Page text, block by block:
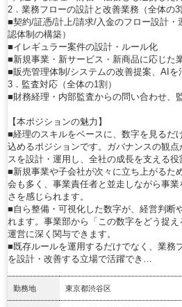
2．業務フローの設計と改善業務（全体の3
■契約/証憑/計上/請求/入金のフロー設計・
認体制の構築）
■イレギュラー案件の設計・ルール化
■新規事業・新サービス・新商品に応じた
■販売管理体制/システムの改善提案、AI
3．監査対応（全体の1割）
■財務経理・内部監査からの問い合わせ、
【本ポジションの魅力】
■経理のスキルをベースに、数字を見るだ
込めるポジションです。ガバナンスの観
スを設計・運用し、全社の成長を支える役
■新規事業や子会社が次々に立ち上がるた
会も多く、事業責任者と並走しながら事
さを感じられます。
■自ら整備・可視化した数字が、経営判断
れます。事業部から「この数字をどう捉
運営に深く関与できます。
■既存ルールを運用するだけでなく、業務
を設計・改善する立場で活躍でき…
勤務地 東京都渋谷区